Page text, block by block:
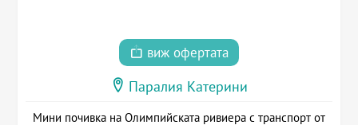
виж офертата
Паралия Катерини
Мини почивка на Олимпийската ривиера с транспорт от